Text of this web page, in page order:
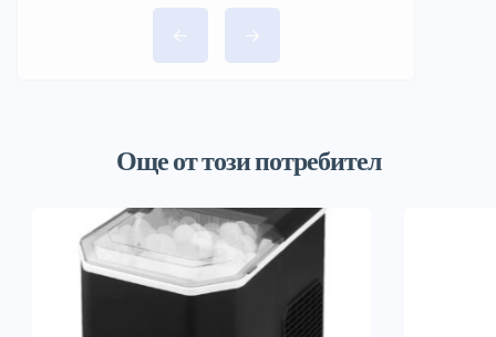
Още от този потребител